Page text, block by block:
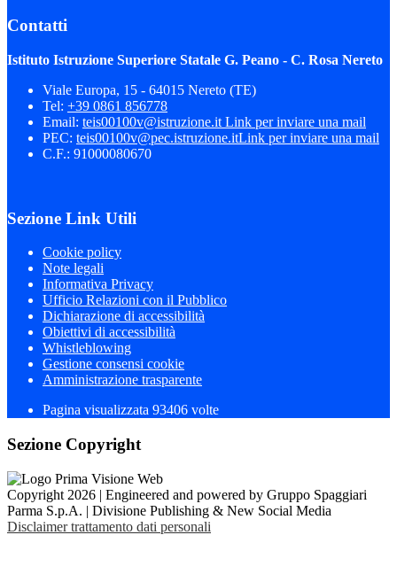
Contatti
Istituto Istruzione Superiore Statale G. Peano - C. Rosa Nereto
Viale Europa, 15 - 64015 Nereto (TE)
Tel: +39 0861 856778
Email: teis00100v@istruzione.it Link per inviare una mail
PEC: teis00100v@pec.istruzione.itLink per inviare una mail
C.F.: 91000080670
Sezione Link Utili
Cookie policy
Note legali
Informativa Privacy
Ufficio Relazioni con il Pubblico
Dichiarazione di accessibilità
Obiettivi di accessibilità
Whistleblowing
Gestione consensi cookie
Amministrazione trasparente
Pagina visualizzata 93406 volte
Sezione Copyright
Copyright 2026 | Engineered and powered by Gruppo Spaggiari
Parma S.p.A. | Divisione Publishing & New Social Media
Disclaimer trattamento dati personali